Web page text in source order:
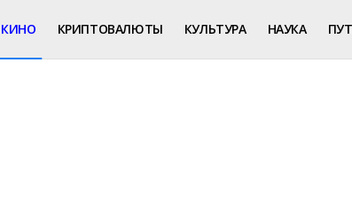
КИНО КРИПТОВАЛЮТЫ КУЛЬТУРА НАУКА